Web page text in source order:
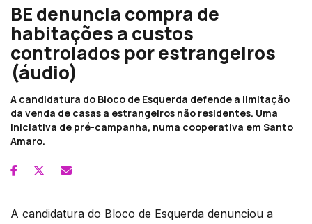
BE denuncia compra de
habitações a custos
controlados por estrangeiros
(áudio)
A candidatura do Bloco de Esquerda defende a limitação
da venda de casas a estrangeiros não residentes. Uma
iniciativa de pré-campanha, numa cooperativa em Santo
Amaro.
A candidatura do Bloco de Esquerda denunciou a